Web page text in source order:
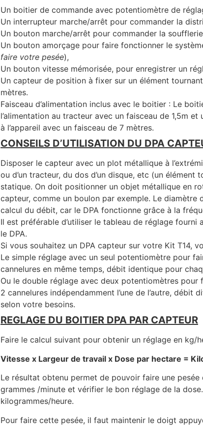
Un boitier de commande avec potentiomètre de
Un interrupteur marche/arrêt pour commander la
Un bouton marche/arrêt pour commander la
Un bouton amorçage pour faire fonctionner le
faire votre pesée),
Un bouton vitesse mémorisée, pour enregistrer un
Un capteur de position à fixer sur un élément
mètres.
Faisceau d’alimentation inclus avec le boitier : Le
l’alimentation au tracteur avec un faisceau de 1,5m
à l’appareil avec un faisceau de 7 mètres.
CONSEILS D’UTILISATION DU DPA
Disposer le capteur avec un plot métallique à
ou d’un tracteur, du dos d’un disque, etc (un
statique. On doit positionner un objet métallique en
capteur, comme un boulon par exemple. Le diamètre
calcul du débit, car le DPA fonctionne grâce à la
Il est préférable d’utiliser le tableau de réglage fourni
le DPA.
Si vous souhaitez un DPA capteur sur votre Kit T14,
Le simple réglage avec un seul potentiomètre pour
cannelures en même temps, débit identique pour
Ou le double réglage avec deux potentiomètres
2 cannelures indépendamment l’une de l’autre, débit
selon votre besoins.
REGLAGE DU BOITIER DPA PAR CAPTEUR
Faire le calcul suivant pour obtenir un réglage en kg/
Vitesse x Largeur de travail x Dose par hectare =
Le résultat obtenu permet de pouvoir faire une
grammes /minute et vérifier le bon réglage de la
kilogrammes/heure.
Pour faire cette pesée, il faut maintenir le doigt